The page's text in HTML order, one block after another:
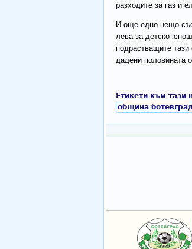
разходите за газ и
И още едно нещо
лева за детско-
подрастващите
дадени половината
Етикети към тази
община